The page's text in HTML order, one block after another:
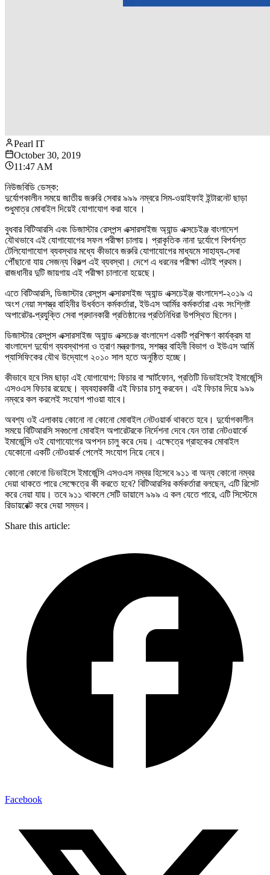
Pearl IT
October 30, 2019
11:47 AM
নিউজবিডি ডেস্ক:
দুর্যোগকালীন সময়ে জাতীয় জরুরি সেবার ৯৯৯ নম্বরে সিম-ওয়াইফাই ইন্টারনেট ছাড়া
শুধুমাত্র মোবাইল দিয়েই যোগাযোগ করা যাবে ।
বুধবার বিটিআরসি এবং ডিজাস্টার রেসপন্স এক্সারসাইজ অ্যান্ড এক্সচেইঞ্জ বাংলাদেশ
যৌথভাবে এই যোগাযোগের সফল পরীক্ষা চালায়। প্রাকৃতিক নানা দুর্যোগে বিপর্যস্ত
টেলিযোগাযোগ ব্যবস্থার মধ্যে কীভাবে জরুরি যোগাযোগের মাধ্যমে সাহায্য-সেবা
পৌঁছানো যায় সেজন্য বিকল্প এই ব্যবস্থা। দেশে এ ধরনের পরীক্ষা এটাই প্রথম।
রাজধানীর দুটি জায়গায় এই পরীক্ষা চালানো হয়েছে।
এতে বিটিআরসি, ডিজাস্টার রেসপন্স এক্সারসাইজ অ্যান্ড এক্সচেইঞ্জ বাংলাদেশ-২০১৯ এ
অংশ নেয়া সশস্ত্র বাহিনীর উধর্বতন কর্মকর্তারা, ইউএস আর্মির কর্মকর্তারা এবং সংশ্লিষ্ট
অপারেটর-প্রযুক্তি সেবা প্রদানকারী প্রতিষ্ঠানের প্রতিনিধিরা উপস্থিত ছিলেন।
ডিজাস্টার রেসপন্স এক্সারসাইজ অ্যান্ড এক্সচেঞ্জ বাংলাদেশ একটি প্রশিক্ষণ কার্যক্রম যা
বাংলাদেশ দুর্যোগ ব্যবস্থাপনা ও ত্রাণ মন্ত্রণালয়, সশস্ত্র বাহিনী বিভাগ ও ইউএস আর্মি
প্যাসিফিকের যৌথ উদ্যোগে ২০১০ সাল হতে অনুষ্ঠিত হচ্ছে।
কীভাবে হবে সিম ছাড়া এই যোগাযোগ: ফিচার বা স্মার্টফোন, প্রতিটি ডিভাইসেই ইমার্জেন্সি
এসওএস ফিচার রয়েছে। ব্যবহারকারী এই ফিচার চালু করবেন। এই ফিচার দিয়ে ৯৯৯
নম্বরে কল করলেই সংযোগ পাওয়া যাবে।
অবশ্য ওই এলাকায় কোনো না কোনো মোবাইল নেটওয়ার্ক থাকতে হবে। দুর্যোগকালীন
সময়ে বিটিআরসি সবগুলো মোবাইল অপারেটরকে নির্দেশনা দেবে যেন তারা নেটওয়ার্কে
ইমার্জেন্সি ওই যোগাযোগের অপশন চালু করে দেয়। এক্ষেত্রে গ্রাহকের মোবাইল
যেকোনো একটি নেটওয়ার্ক পেলেই সংযোগ নিয়ে নেবে।
কোনো কোনো ডিভাইসে ইমার্জেন্সি এসওএস নম্বর হিসেবে ৯১১ বা অন্য কোনো নম্বর
দেয়া থাকতে পারে সেক্ষেত্রে কী করতে হবে? বিটিআরসির কর্মকর্তারা বলছেন, এটি রিসেট
করে নেয়া যায়। তবে ৯১১ থাকলে সেটি ডায়ালে ৯৯৯ এ কল যেতে পারে, এটি সিস্টেমে
রিডায়রেক্ট করে দেয়া সম্ভব।
Share this article:
Facebook